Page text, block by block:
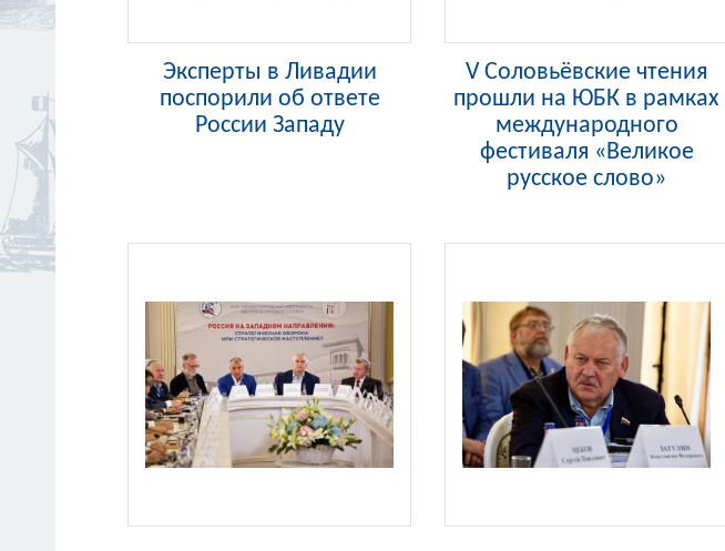
Эксперты в Ливадии
поспорили об ответе
России Западу
V Соловьёвские чтения
прошли на ЮБК в рамках
международного
фестиваля «Великое
русское слово»